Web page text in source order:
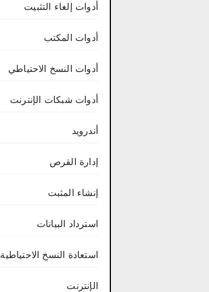
أدوات إلغاء التثبيت
أدوات المكتب
أدوات النسخ الاحتياطي
أدوات شبكات الإنترنت
أندرويد
إدارة القرص
إنشاء المثبت
استرداد البيانات
استعادة النسخ الاحتياطية
الإنترنت